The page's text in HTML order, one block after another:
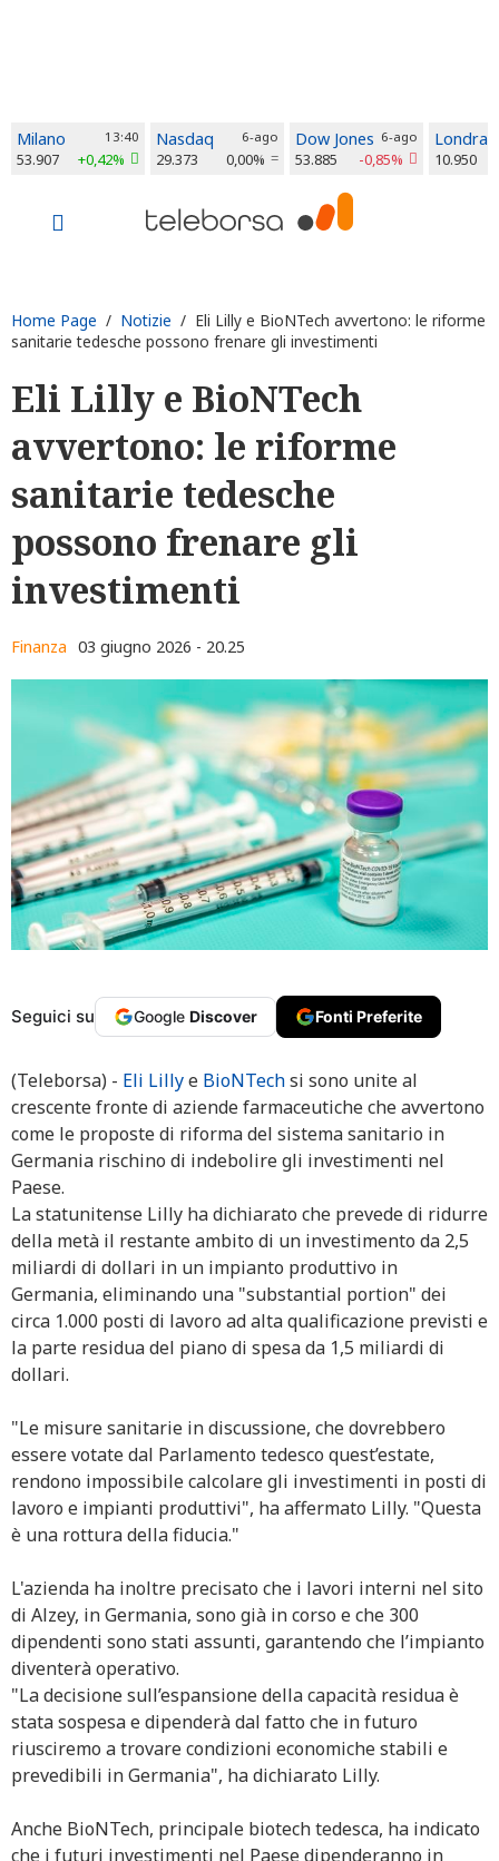
Milano 13:40
53.907 +0,42%
Nasdaq 6-ago
29.373 0,00%
Dow Jones 6-ago
53.885 -0,85%
Londra
10.950
Home Page / Notizie / Eli Lilly e BioNTech avvertono: le riforme
sanitarie tedesche possono frenare gli investimenti
Eli Lilly e BioNTech
avvertono: le riforme
sanitarie tedesche
possono frenare gli
investimenti
Finanza 03 giugno 2026 - 20.25
Seguici su Google Discover Fonti Preferite
(Teleborsa) - Eli Lillye BioNTechsi sono unite al
crescente fronte di aziende farmaceutiche che avvertono
come le proposte di riforma del sistema sanitario in
Germania rischino di indebolire gli investimenti nel
Paese.
La statunitense Lilly ha dichiarato che prevede di ridurre
della metà il restante ambito di un investimento da 2,5
miliardi di dollari in un impianto produttivo in
Germania, eliminando una "substantial portion" dei
circa 1.000 posti di lavoro ad alta qualificazione previsti e
la parte residua del piano di spesa da 1,5 miliardi di
dollari.
"Le misure sanitarie in discussione, che dovrebbero
essere votate dal Parlamento tedesco quest’estate,
rendono impossibile calcolare gli investimenti in posti di
lavoro e impianti produttivi", ha affermato Lilly. "Questa
è una rottura della fiducia."
L'azienda ha inoltre precisato che i lavori interni nel sito
di Alzey, in Germania, sono già in corso e che 300
dipendenti sono stati assunti, garantendo che l’impianto
diventerà operativo.
"La decisione sull’espansione della capacità residua è
stata sospesa e dipenderà dal fatto che in futuro
riusciremo a trovare condizioni economiche stabili e
prevedibili in Germania", ha dichiarato Lilly.
Anche BioNTech, principale biotech tedesca, ha indicato
che i futuri investimenti nel Paese dipenderanno in